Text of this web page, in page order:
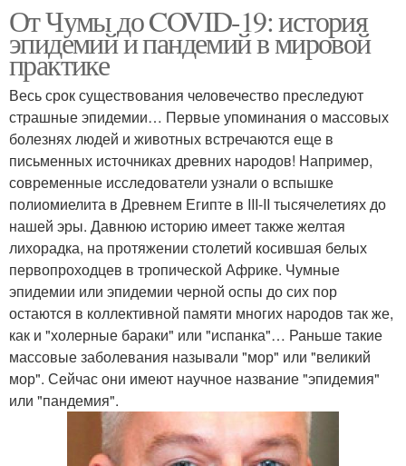
От Чумы до COVID-19: история
эпидемий и пандемий в мировой
практике
Весь срок существования человечество преследуют
страшные эпидемии… Первые упоминания о массовых
болезнях людей и животных встречаются еще в
письменных источниках древних народов! Например,
современные исследователи узнали о вспышке
полиомиелита в Древнем Египте в III-II тысячелетиях до
нашей эры. Давнюю историю имеет также желтая
лихорадка, на протяжении столетий косившая белых
первопроходцев в тропической Африке. Чумные
эпидемии или эпидемии черной оспы до сих пор
остаются в коллективной памяти многих народов так же,
как и "холерные бараки" или "испанка"… Раньше такие
массовые заболевания называли "мор" или "великий
мор". Сейчас они имеют научное название "эпидемия"
или "пандемия".